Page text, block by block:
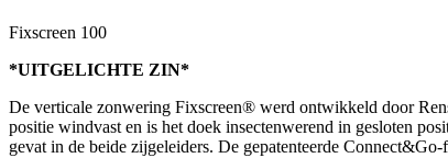
Fixscreen 100
*UITGELICHTE ZIN*
De verticale zonwering Fixscreen® werd ontwikkeld door
positie windvast en is het doek insectenwerend in gesloten
gevat in de beide zijgeleiders. De gepatenteerde